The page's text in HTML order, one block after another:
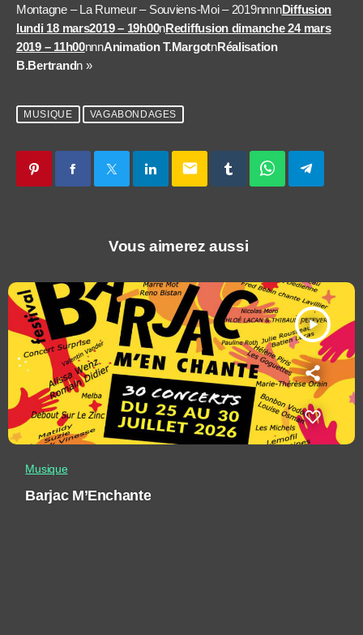
Montagne – La Rumeur – Souviens-Moi – 2019nnnnDiffusion
lundi 18 mars2019 – 19h00nRediffusion dimanche 24 mars
2019 – 11h00nnnAnimation T.MargotnRéalisation
B.Bertrandn »
MUSIQUE VAGABONDAGES
email
Vous aimerez aussi
play_arrow
Musique
Barjac M’Enchante